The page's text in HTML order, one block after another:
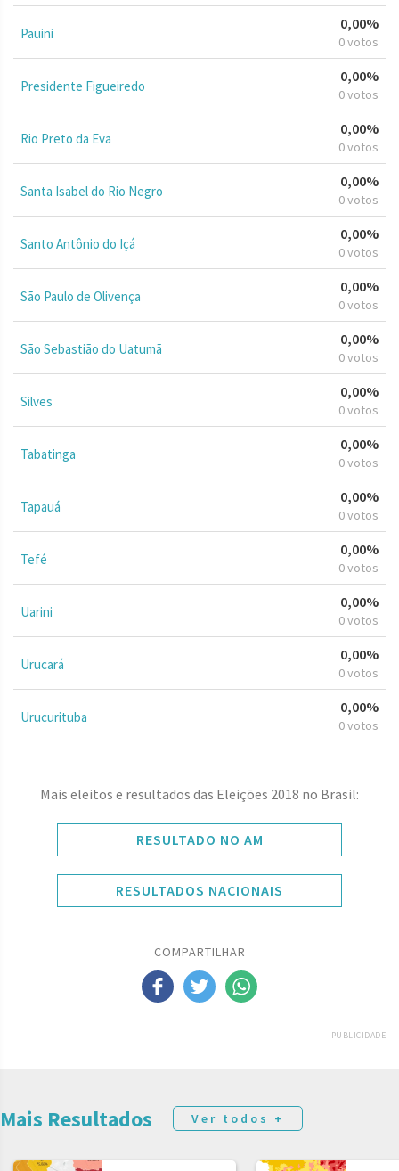
Pauini
0,00%
0 votos
Presidente Figueiredo
0,00%
0 votos
Rio Preto da Eva
0,00%
0 votos
Santa Isabel do Rio Negro
0,00%
0 votos
Santo Antônio do Içá
0,00%
0 votos
São Paulo de Olivença
0,00%
0 votos
São Sebastião do Uatumã
0,00%
0 votos
Silves
0,00%
0 votos
Tabatinga
0,00%
0 votos
Tapauá
0,00%
0 votos
Tefé
0,00%
0 votos
Uarini
0,00%
0 votos
Urucará
0,00%
0 votos
Urucurituba
0,00%
0 votos
Mais eleitos e resultados das Eleições 2018 no Brasil:
RESULTADO NO AM
RESULTADOS NACIONAIS
COMPARTILHAR
PUBLICIDADE
Mais Resultados Ver todos +